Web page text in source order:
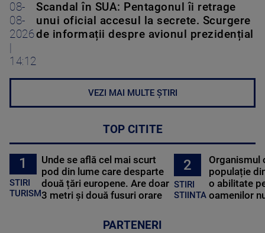
08-
08-
2026
14:12
Scandal în SUA: Pentagonul îi retrage
unui oficial accesul la secrete. Scurgere
de informații despre avionul prezidențial
VEZI MAI MULTE ȘTIRI
TOP CITITE
1
STIRI
TURISM
Unde se află cel mai scurt
pod din lume care desparte
două țări europene. Are doar
3 metri și două fusuri orare
2
STIRI
STIINTA
Organismul
populație
o abilitate
oamenilor
PARTENERI